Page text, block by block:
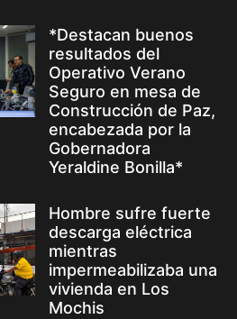
*Destacan buenos
resultados del
Operativo Verano
Seguro en mesa de
Construcción de Paz,
encabezada por la
Gobernadora
Yeraldine Bonilla*
Hombre sufre fuerte
descarga eléctrica
mientras
impermeabilizaba una
vivienda en Los
Mochis